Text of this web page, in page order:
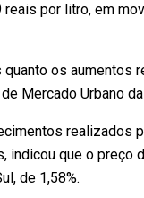
por litro, em
os
Mercado Urbano
realizados
que o preço
de 1,58%.